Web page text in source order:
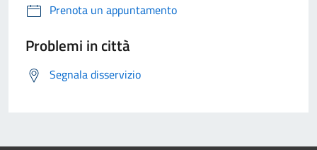
Prenota un appuntamento
Problemi in città
Segnala disservizio